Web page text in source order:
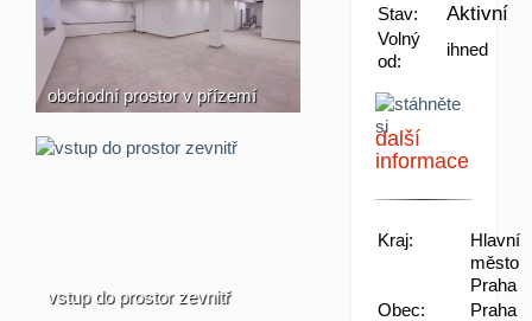
obchodní prostor v přízemí
vstup do prostor zevnitř
Stav:
Aktivní
Volný
od:
ihned
další
informace
Kraj:
Hlavní
město
Praha
Obec:
Praha